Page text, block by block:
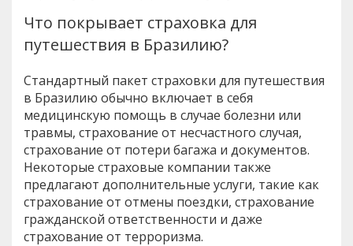
Что покрывает страховка для
путешествия в Бразилию?
Стандартный пакет страховки для путешествия
в Бразилию обычно включает в себя
медицинскую помощь в случае болезни или
травмы, страхование от несчастного случая,
страхование от потери багажа и документов.
Некоторые страховые компании также
предлагают дополнительные услуги, такие как
страхование от отмены поездки, страхование
гражданской ответственности и даже
страхование от терроризма.